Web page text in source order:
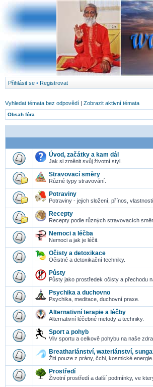
Přihlásit se • Registrovat
Vyhledat témata bez odpovědí | Zobrazit aktivní témata
Obsah fóra
Úvod, začátky a kam dál
Jak si změnit svůj životní styl.
Stravovací směry
Různé typy stravování.
Potraviny
Potraviny - jejich složení, přínos, vlastnosti.
Recepty
Recepty podle různých stravovacích
Nemoci a léčba
Nemoci a jak je léčit.
Očisty a detoxikace
Očistné a detoxikační techniky.
Půsty
Půsty jako prostředek očisty a přechodu
Psychika a duchovno
Psychika, meditace, duchovní praxe.
Alternativní terapie a léčby
Alternativní léčebné metody a techniky.
Sport a pohyb
Vliv sportu a celkově pohybu na naše
Breathariánství, wateriánství,
Žití pouze z prány, čchi, kosmické energie.
Prostředí
Životní prostředí a další podmínky, ve